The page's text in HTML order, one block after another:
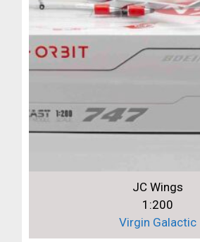
JC Wings
1:200
Virgin Galactic